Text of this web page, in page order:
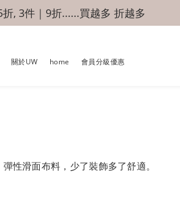
, 3件｜9折......買越多 折越多
關於UW home 會員分級優惠
性滑面布料，少了裝飾多了舒適。